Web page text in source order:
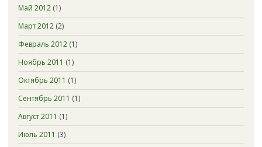
Май 2012(1)
Март 2012(2)
Февраль 2012(1)
Ноябрь 2011 (1)
Октябрь 2011 (1)
Сентябрь 2011 (1)
Август 2011 (1)
Июль 2011 (3)